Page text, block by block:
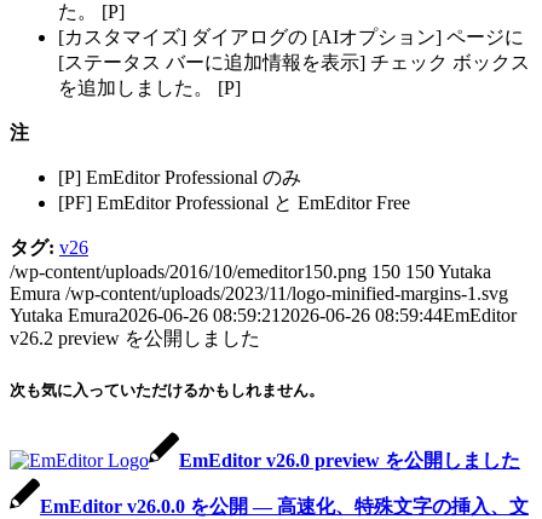
た。 [P]
[カスタマイズ] ダイアログの [AIオプション] ページに
[ステータス バーに追加情報を表示] チェック ボックス
を追加しました。 [P]
注
[P] EmEditor Professional のみ
[PF] EmEditor Professional と EmEditor Free
タグ: v26
/wp-content/uploads/2016/10/emeditor150.png 150 150Yutaka
Emura /wp-content/uploads/2023/11/logo-minified-margins-1.svg
Yutaka Emura2026-06-26 08:59:21 2026-06-26 08:59:44EmEditor
v26.2 preview を公開しました
次も気に入っていただけるかもしれません。
EmEditor v26.0 preview を公開しました
EmEditor v26.0.0 を公開 — 高速化、特殊文字の挿入、文